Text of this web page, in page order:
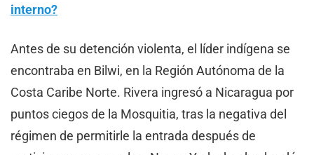
interno?
Antes de su detención violenta, el líder indígena se
encontraba en Bilwi, en la Región Autónoma de la
Costa Caribe Norte. Rivera ingresó a Nicaragua por
puntos ciegos de la Mosquitia, tras la negativa del
régimen de permitirle la entrada después de